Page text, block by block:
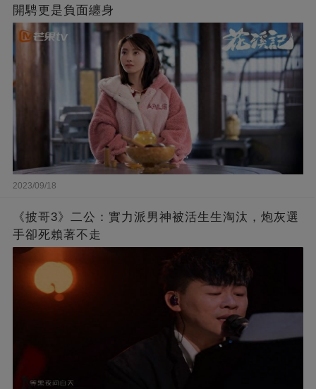
開騁更是負面纏身
2023/09/18
《披哥3》二公：實力派男神被活生生淘汰，炮灰選
手卻死賴著不走